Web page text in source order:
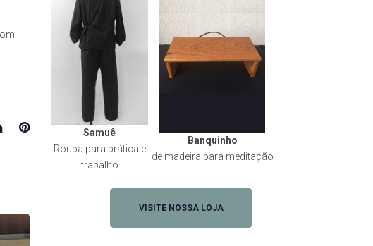
LinkedInPinterest Samuê
Roupa para prática e
trabalho
Banquinho
de madeira para meditação
VISITE NOSSA LOJA